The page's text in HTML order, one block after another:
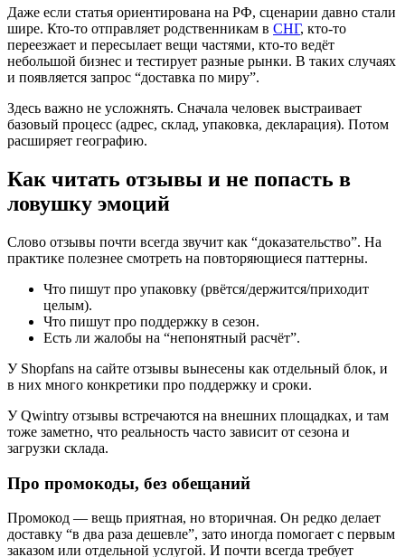
Даже если статья ориентирована на РФ, сценарии давно стали
шире. Кто-то отправляет родственникам в СНГ, кто-то
переезжает и пересылает вещи частями, кто-то ведёт
небольшой бизнес и тестирует разные рынки. В таких случаях
и появляется запрос “доставка по миру”.
Здесь важно не усложнять. Сначала человек выстраивает
базовый процесс (адрес, склад, упаковка, декларация). Потом
расширяет географию.
Как читать отзывы и не попасть в
ловушку эмоций
Слово отзывы почти всегда звучит как “доказательство”. На
практике полезнее смотреть на повторяющиеся паттерны.
Что пишут про упаковку (рвётся/держится/приходит
целым).
Что пишут про поддержку в сезон.
Есть ли жалобы на “непонятный расчёт”.
У Shopfans на сайте отзывы вынесены как отдельный блок, и
в них много конкретики про поддержку и сроки.
У Qwintry отзывы встречаются на внешних площадках, и там
тоже заметно, что реальность часто зависит от сезона и
загрузки склада.
Про промокоды, без обещаний
Промокод — вещь приятная, но вторичная. Он редко делает
доставку “в два раза дешевле”, зато иногда помогает с первым
заказом или отдельной услугой. И почти всегда требует